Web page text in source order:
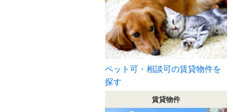
ペット可・相談可の賃貸物件を
探す
賃貸物件